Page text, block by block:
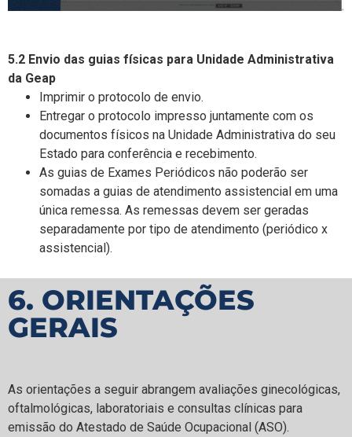
5.2 Envio das guias físicas para Unidade Administrativa
da Geap
Imprimir o protocolo de envio.
Entregar o protocolo impresso juntamente com os
documentos físicos na Unidade Administrativa do seu
Estado para conferência e recebimento.
As guias de Exames Periódicos não poderão ser
somadas a guias de atendimento assistencial em uma
única remessa. As remessas devem ser geradas
separadamente por tipo de atendimento (periódico x
assistencial).
6. ORIENTAÇÕES
GERAIS
As orientações a seguir abrangem avaliações ginecológicas,
oftalmológicas, laboratoriais e consultas clínicas para
emissão do Atestado de Saúde Ocupacional (ASO).